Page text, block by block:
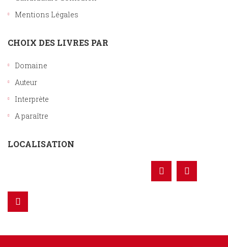
Mentions Légales
CHOIX DES LIVRES PAR
Domaine
Auteur
Interprète
A paraître
LOCALISATION